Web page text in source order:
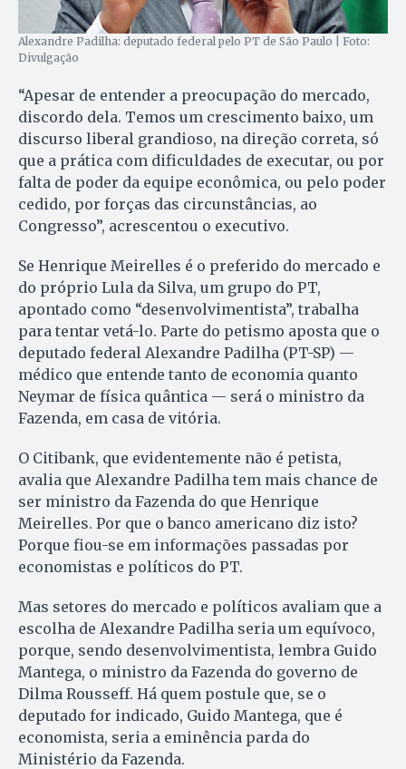
Alexandre Padilha: deputado federal pelo PT de São Paulo | Foto:
Divulgação
“Apesar de entender a preocupação do mercado,
discordo dela. Temos um crescimento baixo, um
discurso liberal grandioso, na direção correta, só
que a prática com dificuldades de executar, ou por
falta de poder da equipe econômica, ou pelo poder
cedido, por forças das circunstâncias, ao
Congresso”, acrescentou o executivo.
Se Henrique Meirelles é o preferido do mercado e
do próprio Lula da Silva, um grupo do PT,
apontado como “desenvolvimentista”, trabalha
para tentar vetá-lo. Parte do petismo aposta que o
deputado federal Alexandre Padilha (PT-SP) —
médico que entende tanto de economia quanto
Neymar de física quântica — será o ministro da
Fazenda, em casa de vitória.
O Citibank, que evidentemente não é petista,
avalia que Alexandre Padilha tem mais chance de
ser ministro da Fazenda do que Henrique
Meirelles. Por que o banco americano diz isto?
Porque fiou-se em informações passadas por
economistas e políticos do PT.
Mas setores do mercado e políticos avaliam que a
escolha de Alexandre Padilha seria um equívoco,
porque, sendo desenvolvimentista, lembra Guido
Mantega, o ministro da Fazenda do governo de
Dilma Rousseff. Há quem postule que, se o
deputado for indicado, Guido Mantega, que é
economista, seria a eminência parda do
Ministério da Fazenda.